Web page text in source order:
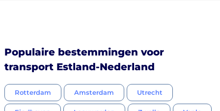
Populaire bestemmingen voor
transport Estland-Nederland
Rotterdam Amsterdam Utrecht